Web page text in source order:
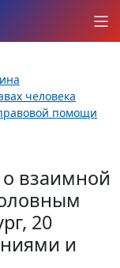
человека
помощи
взаимной
20
и